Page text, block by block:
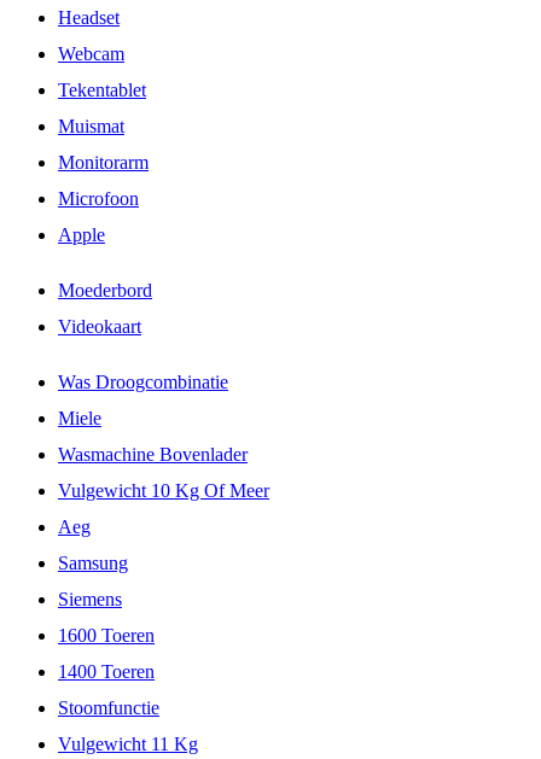
Headset
Webcam
Tekentablet
Muismat
Monitorarm
Microfoon
Apple
Moederbord
Videokaart
Was Droogcombinatie
Miele
Wasmachine Bovenlader
Vulgewicht 10 Kg Of Meer
Aeg
Samsung
Siemens
1600 Toeren
1400 Toeren
Stoomfunctie
Vulgewicht 11 Kg